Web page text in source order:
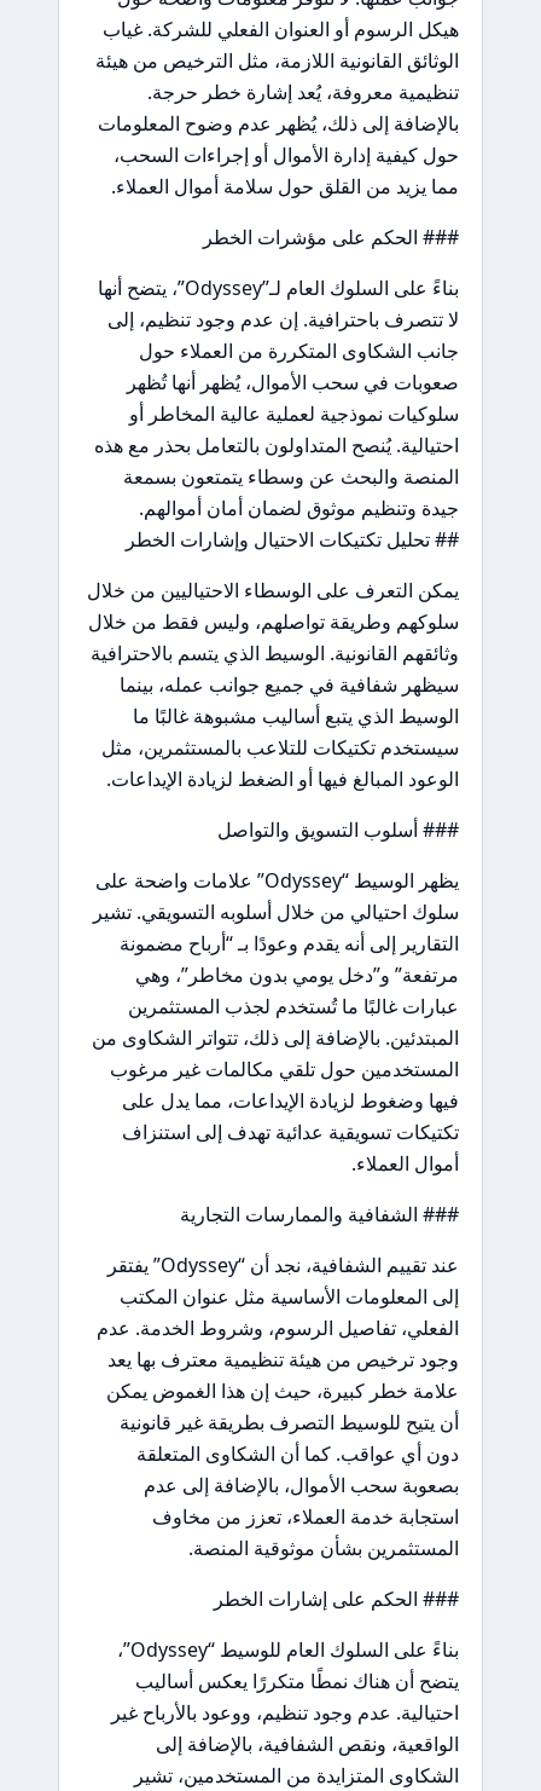
هيكل الرسوم أو العنوان الفعلي للشركة. غياب
الوثائق القانونية اللازمة، مثل الترخيص من هيئة
تنظيمية معروفة، يُعد إشارة خطر حرجة.
بالإضافة إلى ذلك، يُظهر عدم وضوح المعلومات
حول كيفية إدارة الأموال أو إجراءات السحب،
مما يزيد من القلق حول سلامة أموال العملاء.
### الحكم على مؤشرات الخطر
بناءً على السلوك العام لـ”Odyssey”، يتضح أنها
لا تتصرف باحترافية. إن عدم وجود تنظيم، إلى
جانب الشكاوى المتكررة من العملاء حول
صعوبات في سحب الأموال، يُظهر أنها تُظهر
سلوكيات نموذجية لعملية عالية المخاطر أو
احتيالية. يُنصح المتداولون بالتعامل بحذر مع هذه
المنصة والبحث عن وسطاء يتمتعون بسمعة
جيدة وتنظيم موثوق لضمان أمان أموالهم.
## تحليل تكتيكات الاحتيال وإشارات الخطر
يمكن التعرف على الوسطاء الاحتياليين من خلال
سلوكهم وطريقة تواصلهم، وليس فقط من خلال
وثائقهم القانونية. الوسيط الذي يتسم بالاحترافية
سيظهر شفافية في جميع جوانب عمله، بينما
الوسيط الذي يتبع أساليب مشبوهة غالبًا ما
سيستخدم تكتيكات للتلاعب بالمستثمرين، مثل
الوعود المبالغ فيها أو الضغط لزيادة الإيداعات.
### أسلوب التسويق والتواصل
يظهر الوسيط “Odyssey” علامات واضحة على
سلوك احتيالي من خلال أسلوبه التسويقي. تشير
التقارير إلى أنه يقدم وعودًا بـ “أرباح مضمونة
مرتفعة” و”دخل يومي بدون مخاطر”، وهي
عبارات غالبًا ما تُستخدم لجذب المستثمرين
المبتدئين. بالإضافة إلى ذلك، تتواتر الشكاوى من
المستخدمين حول تلقي مكالمات غير مرغوب
فيها وضغوط لزيادة الإيداعات، مما يدل على
تكتيكات تسويقية عدائية تهدف إلى استنزاف
أموال العملاء.
### الشفافية والممارسات التجارية
عند تقييم الشفافية، نجد أن “Odyssey” يفتقر
إلى المعلومات الأساسية مثل عنوان المكتب
الفعلي، تفاصيل الرسوم، وشروط الخدمة. عدم
وجود ترخيص من هيئة تنظيمية معترف بها يعد
علامة خطر كبيرة، حيث إن هذا الغموض يمكن
أن يتيح للوسيط التصرف بطريقة غير قانونية
دون أي عواقب. كما أن الشكاوى المتعلقة
بصعوبة سحب الأموال، بالإضافة إلى عدم
استجابة خدمة العملاء، تعزز من مخاوف
المستثمرين بشأن موثوقية المنصة.
### الحكم على إشارات الخطر
بناءً على السلوك العام للوسيط “Odyssey”،
يتضح أن هناك نمطًا متكررًا يعكس أساليب
احتيالية. عدم وجود تنظيم، ووعود بالأرباح غير
الواقعية، ونقص الشفافية، بالإضافة إلى
الشكاوى المتزايدة من المستخدمين، تشير